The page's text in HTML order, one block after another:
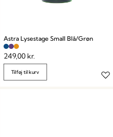
Astra Lysestage Small Blå/Grøn
249,00 kr.
Tilføj til kurv